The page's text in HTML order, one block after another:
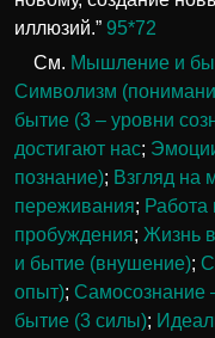
иллюзий.” 95*72
См. Мышление и
Символизм
бытие (3 – уровни
достигают нас;
познание); Взгляд на
переживания; Работа
пробуждения; Жизнь
и бытие (внушение);
опыт); Самосознание
бытие (3 силы);